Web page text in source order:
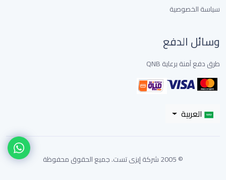
سياسة الخصوصية
وسائل الدفع
طرق دفع آمنة برعاية QNB
© 2005 شركة إيزى تست. جميع الحقوق محفوظة